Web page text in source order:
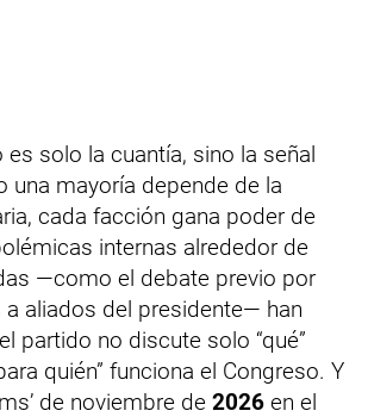
es solo la cuantía, sino la señal
una mayoría depende de la
cada facción gana poder de
internas alrededor de
—como el debate previo por
aliados del presidente— han
partido no discute solo “qué”
quién” funciona el Congreso. Y
de noviembre de 2026 en el